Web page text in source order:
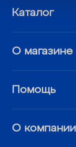
Каталог
О магазине
Помощь
О компании